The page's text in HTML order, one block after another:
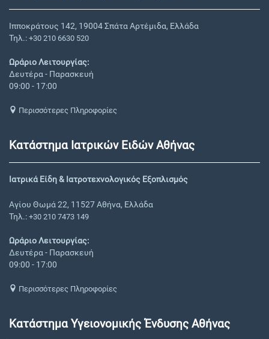
Ιπποκράτους 142, 19004 Σπάτα Αρτέμιδα, Ελλάδα
Τηλ.: +30 210 6630 520
Ωράριο Λειτουργίας:
Δευτέρα - Παρασκευή
09:00 - 17:00
Περισσότερες Πληροφορίες
Κατάστημα Ιατρικών Ειδών Αθήνας
Ιατρικά Είδη & Ιατροτεχνολογικός Εξοπλισμός
Αγίου Θωμά 22, 11527 Αθήνα, Ελλάδα
Τηλ.: +30 210 7473 149
Ωράριο Λειτουργίας:
Δευτέρα - Παρασκευή
09:00 - 17:00
Περισσότερες Πληροφορίες
Κατάστημα Υγειονομικής Ένδυσης Αθήνας